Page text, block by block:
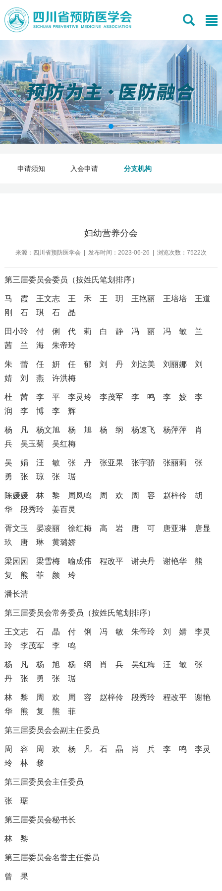
申请须知 入会申请 分支机构
妇幼营养分会
来源：四川省预防医学会 | 发布时间：2023-06-26 | 浏览次数：7522次
第三届委员会委员（按姓氏笔划排序）
马 霞 王文志 王 禾 王 玥 王艳丽 王培培 王道
刚 石 琪 石 晶
田小玲 付 俐 代 莉 白 静 冯 丽 冯 敏 兰
茜 兰 海 朱帝玲
朱 蕾 任 妍 任 郁 刘 丹 刘达美 刘丽娜 刘
婧 刘 燕 许洪梅
杜 茜 李 平 李灵玲 李茂军 李 鸣 李 姣 李
润 李 博 李 辉
杨 凡 杨文旭 杨 旭 杨 纲 杨速飞 杨萍萍
肖
兵 吴玉菊 吴红梅
吴 娟 汪 敏 张 丹 张亚果 张宇骄 张丽莉 张
勇 张 琼 张 琚
陈媛媛 林 黎 周凤鸣 周 欢 周 容 赵梓伶 胡
华 段秀玲 姜百灵
胥文玉 晏凌丽 徐红梅 高 岩 唐 可 唐亚琳
唐显
玖
唐 琳 黄璐娇
梁园园 梁雪梅 喻成伟 程改平 谢央丹 谢艳华 熊
复 熊 菲 颜 玲
潘长清
第三届委员会常务委员（按姓氏笔划排序）
王文志 石 晶 付 俐 冯 敏 朱帝玲 刘 婧 李灵
玲 李茂军 李 鸣
杨 凡 杨 旭 杨 纲 肖 兵 吴红梅 汪 敏 张
丹 张 勇 张 琚
林 黎 周 欢 周 容 赵梓伶 段秀玲 程改平 谢艳
华 熊 复 熊 菲
第三届委员会会副主任委员
周 容 周 欢 杨 凡 石 晶 肖 兵 李 鸣 李灵
玲 林 黎
第三届委员会主任委员
张 琚
第三届委员会秘书长
林 黎
第三届委员会名誉主任委员
曾 果